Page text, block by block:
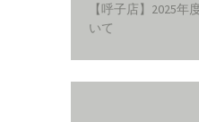
【呼子店】2025
いて